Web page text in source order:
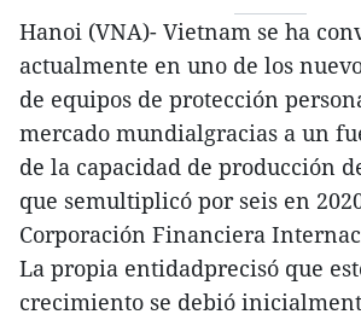
Hanoi (VNA)- Vietnam se ha
actualmente en uno de los
de equipos de protección
mercado mundialgracias a un
de la capacidad de producción
que semultiplicó por seis en
Corporación Financiera
La propia entidadprecisó que
crecimiento se debió